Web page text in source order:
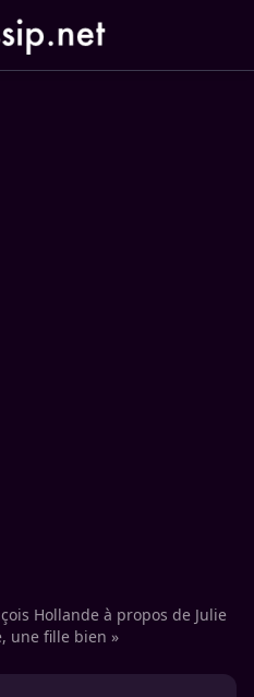
Hollande à propos de Julie
une fille bien »